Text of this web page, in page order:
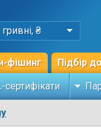
гривні, ₴
фішинг Підбір
сертифікати